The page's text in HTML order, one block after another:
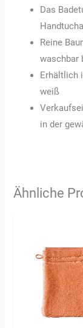
Das
Reine
waschbar
Erhältlich
weiß
in der
Ähnliche